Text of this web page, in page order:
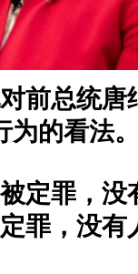
前总统唐
为的看法
定罪，没
罪，没有